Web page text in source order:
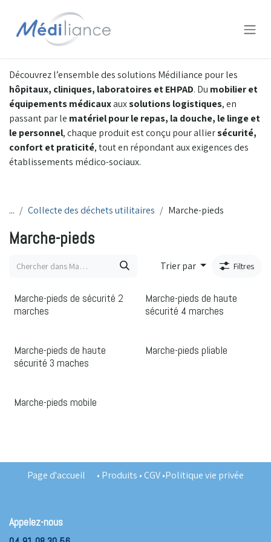
Découvrez l’ensemble des solutions Médiliance pour les
hôpitaux, cliniques, laboratoires et EHPAD. Du mobilier et
équipements médicauxauxsolutions logistiques, en
passant par le matériel pour le repas, la douche, le linge et
le personnel, chaque produit est conçu pour alliersécurité,
confort et praticité, tout en répondant aux exigences des
établissements médico-sociaux.
... Collecte des déchets utilitaires Marche-pieds
Marche-pieds
Trier par Filtres
Marche-pieds de sécurité 2
marches
Marche-pieds de haute
sécurité 4 marches
Marche-pieds de haute
sécurité 3 maches
Marche-pieds pliable
Marche-pieds mobile
Page d'accueil • Produits •CGV•Politique vie privée
Appelez-nous